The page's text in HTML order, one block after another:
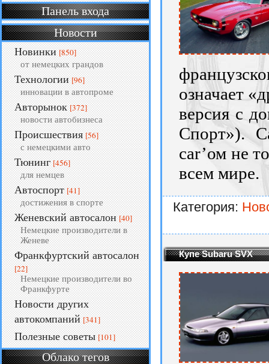
Панель входа
Новости
Новинки [850]
от немецких грандов
Технологии [96]
инновации в автопроме
Авторынок [372]
новости автобизнеса
Происшествия [56]
с немецкими авто
Тюнинг [456]
для немцев
Автоспорт [41]
достижения в спорте
Женевский автосалон [40]
Немецкие производители в
Женеве
Франкфуртский автосалон
[22]
Немецкие производители во
Франкфурте
Новости других
автокомпаний [341]
Полезные советы [101]
Облако тегов
означает
версия с
Спорт»).
car’ом не
всем мире.
Категория:
Купе Subaru SVX